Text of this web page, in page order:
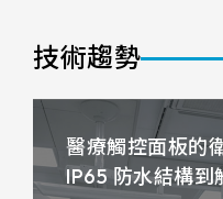
164.5
166.5
LCD Bezel
LCD可視角度
技術趨勢
醫療觸控面板的
IP65 防水結構到
觸控新知